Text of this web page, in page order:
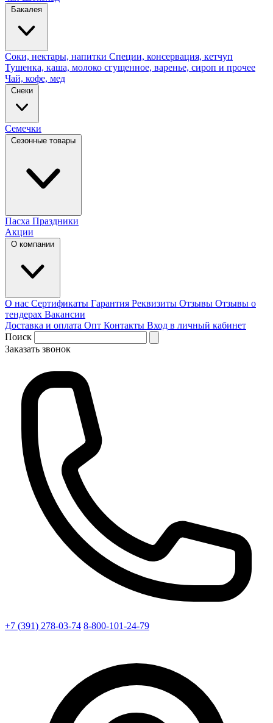
Бакалея
Соки, нектары, напитки Специи, консервация, кетчуп
Тушенка, каша, молоко сгущенное, варенье, сироп и прочее
Чай, кофе, мед
Снеки
Семечки
Сезонные товары
Пасха Праздники
Акции
О компании
О нас Сертификаты Гарантия Реквизиты Отзывы Отзывы о
тендерах Вакансии
Доставка и оплата Опт Контакты Вход в личный кабинет
Поиск
Заказать звонок
+7 (391) 278-03-74 8-800-101-24-79